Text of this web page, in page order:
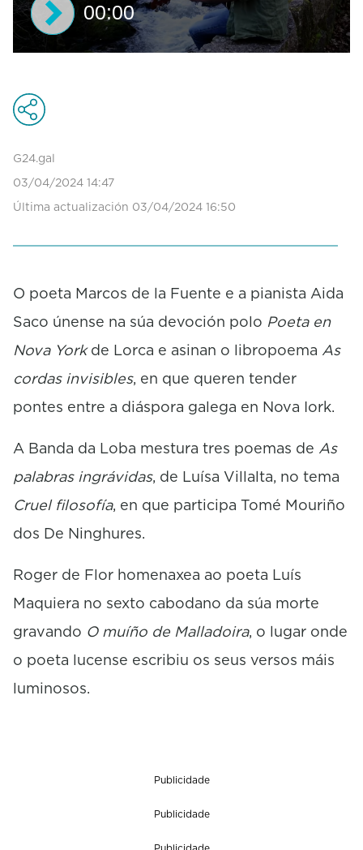
c
o
d
o
0
e
n
s
00:00
G24.gal
03/04/2024 14:47
Última actualización 03/04/2024 16:50
O poeta Marcos de la Fuente e a pianista Aida
Saco únense na súa devoción polo Poeta en
Nova Yorkde Lorca e asinan o libropoema As
cordas invisibles, en que queren tender
pontes entre a diáspora galega en Nova Iork.
A Banda da Loba mestura tres poemas de As
palabras ingrávidas, de Luísa Villalta, no tema
Cruel filosofía, en que participa Tomé Mouriño
dos De Ninghures.
Roger de Flor homenaxea ao poeta Luís
Maquiera no sexto cabodano da súa morte
gravando O muíño de Malladoira, o lugar onde
o poeta lucense escribiu os seus versos máis
luminosos.
Publicidade
Publicidade